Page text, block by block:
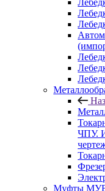
ЧПУ.
Муфты